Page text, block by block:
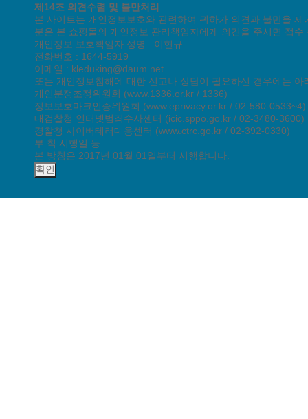
제14조 의견수렴 및 불만처리
본 사이트는 개인정보보호와 관련하여 귀하가 의견과 불만을
분은 본 쇼핑몰의 개인정보 관리책임자에게 의견을 주시면 접
개인정보 보호책임자 성명 : 이현규
전화번호 : 1644-5919
이메일 : kleduking@daum.net
또는 개인정보침해에 대한 신고나 상담이 필요하신 경우에는
개인분쟁조정위원회 (www.1336.or.kr / 1336)
정보보호마크인증위원회 (www.eprivacy.or.kr / 02-580-0533~4)
대검찰청 인터넷범죄수사센터 (icic.sppo.go.kr / 02-3480-3600)
경찰청 사이버테러대응센터 (www.ctrc.go.kr / 02-392-0330)
부 칙 시행일 등
본 방침은 2017년 01월 01일부터 시행합니다.
확인